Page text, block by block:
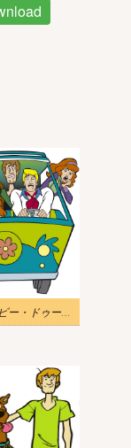
無料のスクービー・ドゥーのイラスト